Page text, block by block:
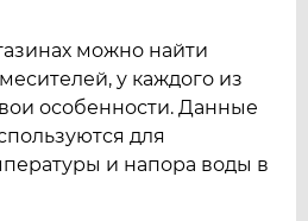
можно найти
у каждого из
особенности. Данные
для
и напора воды в